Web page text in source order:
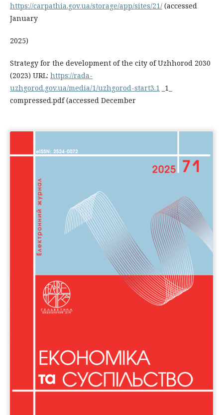
https://carpathia.gov.ua/storage/app/sites/21/ (ассessed
January
2025)
Strategy for the development of the city of Uzhhorod 2030
(2023) URL: https://rada-
uzhgorod.gov.ua/media/1/uzhgorod-start3.1
_1_
compressed.pdf (ассessed December